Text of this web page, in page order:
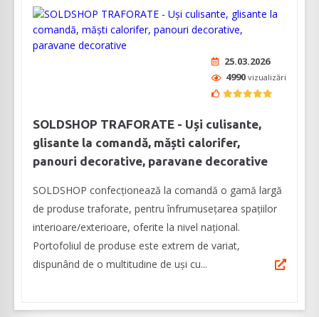
25.03.2026
4990 vizualizări
SOLDSHOP TRAFORATE - Uși culisante,
glisante la comandă, măști calorifer,
panouri decorative, paravane decorative
SOLDSHOP confecționează la comandă o gamă largă
de produse traforate, pentru înfrumusețarea spațiilor
interioare/exterioare, oferite la nivel naţional.
Portofoliul de produse este extrem de variat,
dispunând de o multitudine de uși cu...